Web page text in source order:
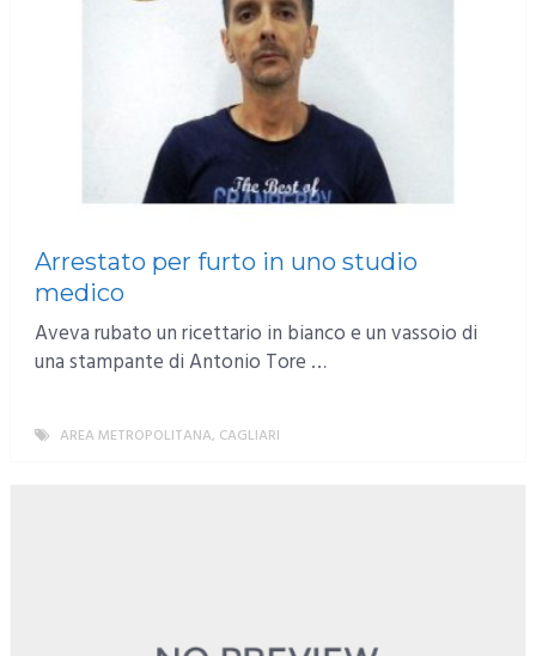
Arrestato per furto in uno studio
medico
Aveva rubato un ricettario in bianco e un vassoio di
una stampante di Antonio Tore …
AREA METROPOLITANA, CAGLIARI